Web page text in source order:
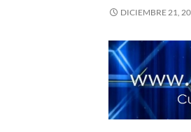
DICIEMBRE 21,